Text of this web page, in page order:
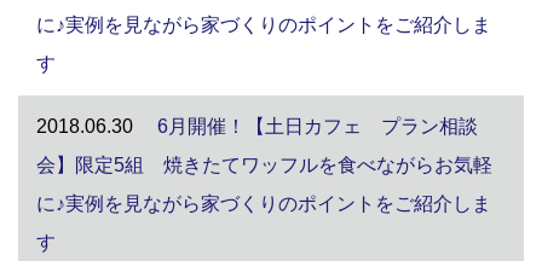
に♪実例を見ながら家づくりのポイントをご紹介しま
す
2018.06.30
6月開催！【土日カフェ プラン相談
会】限定5組 焼きたてワッフルを食べながらお気軽
に♪実例を見ながら家づくりのポイントをご紹介しま
す